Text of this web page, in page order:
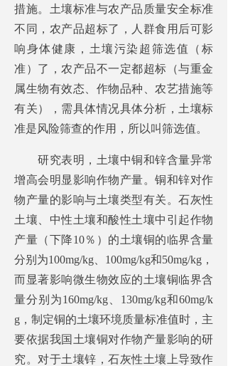
措施。土壤标准与农产品质量安全标准
不同，农产品超标了，人群食用后可影
响身体健康，土壤污染超筛选值（标
准）了，农产品不一定都超标（与重金
属生物有效态、作物品种、农艺措施等
有关），需具体情况具体分析，土壤标
准是风险筛查的作用，所以叫筛选值。
研究表明，土壤中铜和锌含量异常
增高会明显影响作物产量。铜和锌对作
物产量的影响与土壤类型有关。石灰性
土壤、中性土壤和酸性土壤中引起作物
产量（下降10％）的土壤铜的临界含量
分别为100mg/kg、100mg/kg和50mg/kg，
而显著影响微生物效应的土壤铜临界含
量分别为160mg/kg、130mg/kg和60mg/k
g，制定铜的土壤环境质量标准值时，主
要依据我国土壤铜对作物产量影响的研
究。对于土壤锌，石灰性土壤上导致作